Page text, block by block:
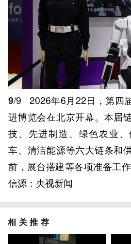
9/9
2026年6月22日，第四
进博览会在北京开幕。本届
技、先进制造、绿色农业
车、清洁能源等六大链条和
前，展台搭建等各项准备工
信源：央视新闻
相关推荐